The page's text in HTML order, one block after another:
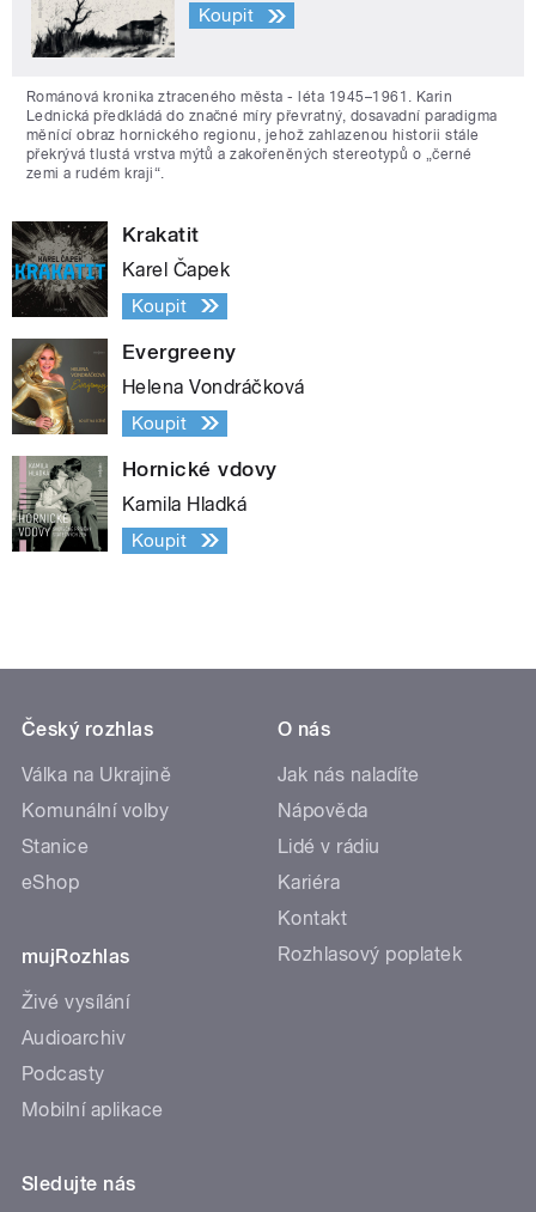
Koupit
Románová kronika ztraceného města - léta 1945–1961. Karin
Lednická předkládá do značné míry převratný, dosavadní paradigma
měnící obraz hornického regionu, jehož zahlazenou historii stále
překrývá tlustá vrstva mýtů a zakořeněných stereotypů o „černé
zemi a rudém kraji“.
Krakatit
Karel Čapek
Koupit
Evergreeny
Helena Vondráčková
Koupit
Hornické vdovy
Kamila Hladká
Koupit
Český rozhlas
Válka na Ukrajině
Komunální volby
Stanice
eShop
mujRozhlas
Živé vysílání
Audioarchiv
Podcasty
Mobilní aplikace
O nás
Jak nás naladíte
Nápověda
Lidé v rádiu
Kariéra
Kontakt
Rozhlasový poplatek
Sledujte nás